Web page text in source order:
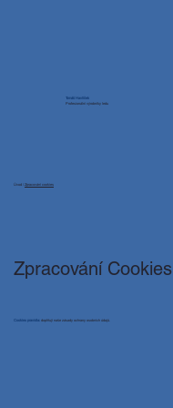
Tomáš Havlíček
Profesionální výrobníky ledu
Zpracování Cookies
Cookies pravidla:doplňují naše zásady ochrany osobních údajů.
Úvod/ Zpracování cookies